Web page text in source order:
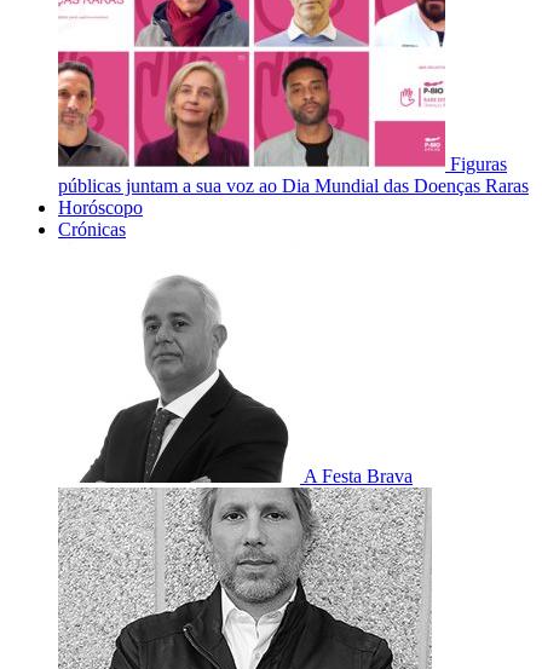
Figuras
públicas juntam a sua voz ao Dia Mundial das Doenças Raras
Horóscopo
Crónicas
A Festa Brava